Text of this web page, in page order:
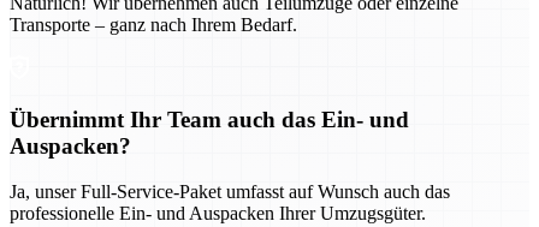
Transporte – ganz nach Ihrem Bedarf.
Übernimmt Ihr Team auch das Ein- und
Auspacken?
Ja, unser Full-Service-Paket umfasst auf Wunsch auch das
professionelle Ein- und Auspacken Ihrer Umzugsgüter.